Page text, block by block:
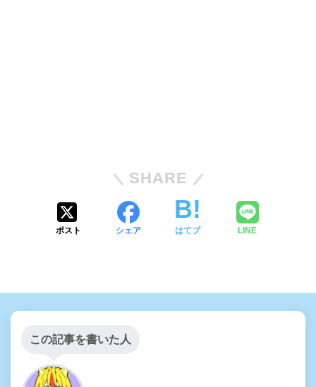
SHARE
ポスト シェア はてブ LINE
この記事を書いた人